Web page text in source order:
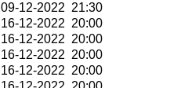
09-12-2022 21:30
16-12-2022 20:00
16-12-2022 20:00
16-12-2022 20:00
16-12-2022 20:00